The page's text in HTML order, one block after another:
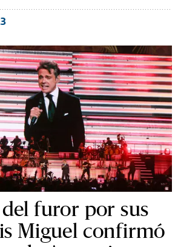
furor por sus
Miguel confirmó